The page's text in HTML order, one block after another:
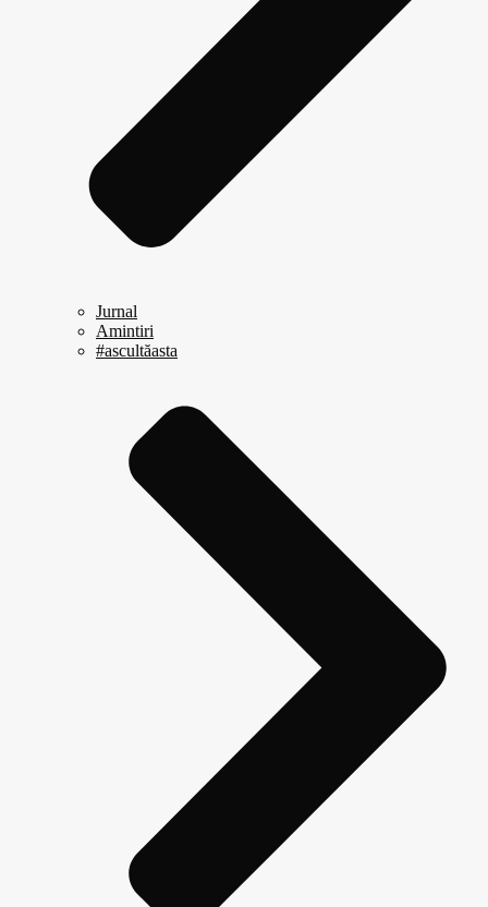
Jurnal
Amintiri
#ascultăasta